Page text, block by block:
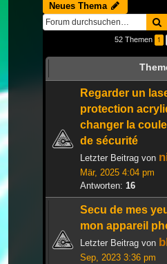
Neues Thema
52 Themen 1
Regarder un
protection
changer la
de sécurité
Letzter Beitrag von
Mär, 2025 4:04 pm
Antworten: 16
Secu de mes
mon appareil
Letzter Beitrag von
Sep, 2023 3:36 pm